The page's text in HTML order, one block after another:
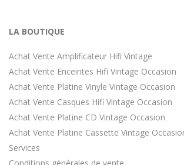
LA BOUTIQUE
Achat Vente Amplificateur Hifi Vintage
Achat Vente Enceintes Hifi Vintage Occasion
Achat Vente Platine Vinyle Vintage Occasion
Achat Vente Casques Hifi Vintage Occasion
Achat Vente Platine CD Vintage Occasion
Achat Vente Platine Cassette Vintage
Services